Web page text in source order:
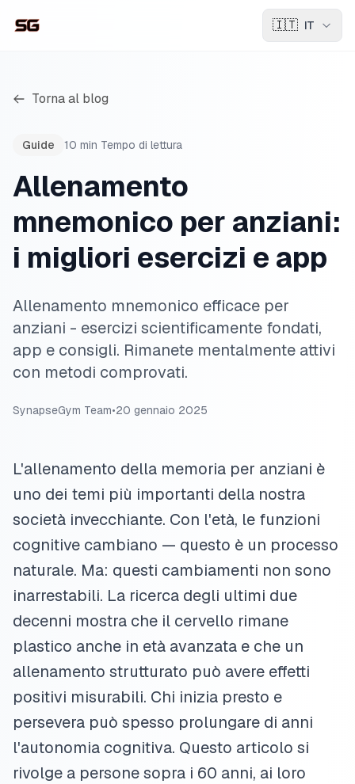
🇮🇹 IT
Torna al blog
Guide 10 min Tempo di lettura
Allenamento
mnemonico per anziani:
i migliori esercizi e app
Allenamento mnemonico efficace per
anziani - esercizi scientificamente fondati,
app e consigli. Rimanete mentalmente attivi
con metodi comprovati.
SynapseGym Team•20 gennaio 2025
L'allenamento della memoria per anziani è
uno dei temi più importanti della nostra
società invecchiante. Con l'età, le funzioni
cognitive cambiano — questo è un processo
naturale. Ma: questi cambiamenti non sono
inarrestabili. La ricerca degli ultimi due
decenni mostra che il cervello rimane
plastico anche in età avanzata e che un
allenamento strutturato può avere effetti
positivi misurabili. Chi inizia presto e
persevera può spesso prolungare di anni
l'autonomia cognitiva. Questo articolo si
rivolge a persone sopra i 60 anni, ai loro